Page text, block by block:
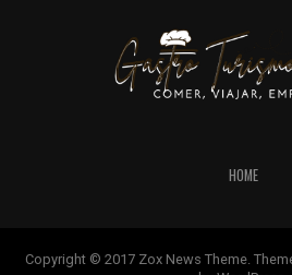
HOME
Copyright © 2017 Zox News Theme.